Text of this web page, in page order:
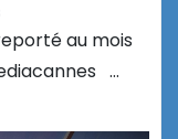
au mois
…